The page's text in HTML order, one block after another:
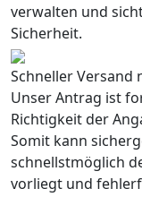
verwalten und
Sicherheit.
Schneller Versand
Unser Antrag ist
Richtigkeit der
Somit kann
schnellstmöglich
vorliegt und